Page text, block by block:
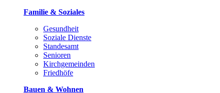
Familie & Soziales
Gesundheit
Soziale Dienste
Standesamt
Senioren
Kirchgemeinden
Friedhöfe
Bauen & Wohnen